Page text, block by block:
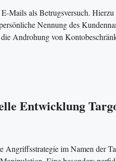
Mails als Betrugsversuch.
Nennung des
Androhung von
Entwicklung
im Namen der